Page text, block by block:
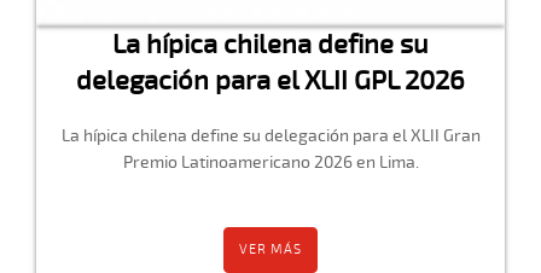
La hípica chilena define su
delegación para el XLII GPL 2026
La hípica chilena define su delegación para el XLII Gran
Premio Latinoamericano 2026 en Lima.
VER MÁS